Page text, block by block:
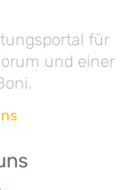
für
und einer